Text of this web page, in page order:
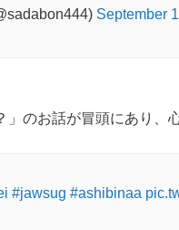
September
」のお話が冒頭にあり、
#jawsug #ashibinaa